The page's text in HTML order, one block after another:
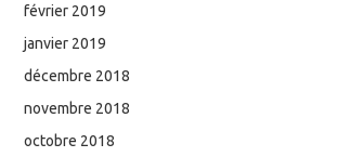
février 2019
janvier 2019
décembre 2018
novembre 2018
octobre 2018